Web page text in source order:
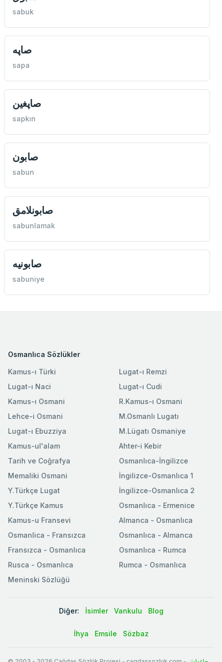
sabuk
صاپه
sapa
صاپغين
sapkın
صابون
sabun
صابونلامق
sabunlamak
صابونيه
sabuniye
Osmanlıca Sözlükler
Kamus-ı Türki
Lugat-ı Naci
Kamus-ı Osmani
Lehce-i Osmani
Lugat-ı Ebuzziya
Lugat-ı Remzi
Lugat-ı Cudi
R.Kamus-ı Osmani
M.Osmanlı Lugatı
M.Lügatı Osmaniye
Kamus-ul'alam
Tarih ve Coğrafya
Memaliki Osmani
Y.Türkçe Lugat
Y.Türkçe Kamus
Ahter-i Kebir
Osmanlıca-İngilizce
İngilizce-Osmanlıca 1
İngilizce-Osmanlıca 2
Osmanlıca - Ermenice
Kamus-u Fransevi
Osmanlica - Fransızca
Fransızca - Osmanlıca
Rusca - Osmanlıca
Meninski Sözlüğü
Almanca - Osmanlıca
Osmanlıca - Almanca
Osmanlıca - Rumca
Rumca - Osmanlıca
Diğer: İsimler Vankulu Blog
İhya Emsile Sözbaz